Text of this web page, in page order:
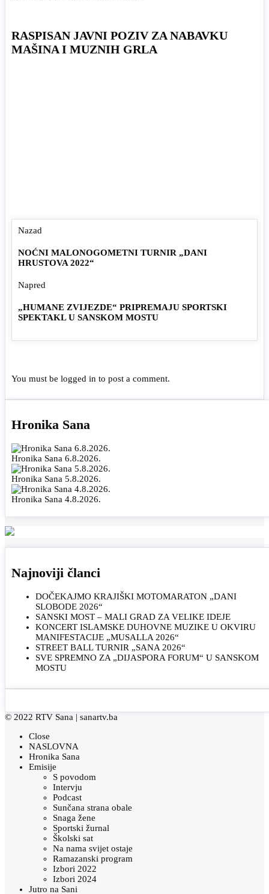
RASPISAN JAVNI POZIV ZA NABAVKU
MAŠINA I MUZNIH GRLA
Nazad
NOĆNI MALONOGOMETNI TURNIR „DANI
HRUSTOVA 2022“
Napred
„HUMANE ZVIJEZDE“ PRIPREMAJU SPORTSKI
SPEKTAKL U SANSKOM MOSTU
You must be logged in to post a comment.
Hronika Sana
Hronika Sana 6.8.2026.
Hronika Sana 5.8.2026.
Hronika Sana 4.8.2026.
Najnoviji članci
DOČEKAJMO KRAJIŠKI MOTOMARATON „DANI
SLOBODE 2026“
SANSKI MOST – MALI GRAD ZA VELIKE IDEJE
KONCERT ISLAMSKE DUHOVNE MUZIKE U OKVIRU
MANIFESTACIJE „MUSALLA 2026“
STREET BALL TURNIR „SANA 2026“
SVE SPREMNO ZA „DIJASPORA FORUM“ U SANSKOM
MOSTU
© 2022 RTV Sana | sanartv.ba
Close
NASLOVNA
Hronika Sana
Emisije
S povodom
Intervju
Podcast
Sunčana strana obale
Snaga žene
Sportski žurnal
Školski sat
Na nama svijet ostaje
Ramazanski program
Izbori 2022
Izbori 2024
Jutro na Sani